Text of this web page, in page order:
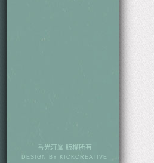
香光莊嚴 版權所有
DESIGN BY KICKCREATIVE